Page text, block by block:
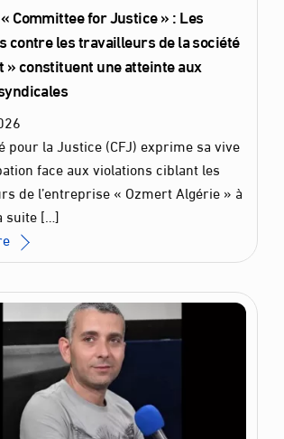
Committee for Justice » : Les
contre les travailleurs de la société
» constituent une atteinte aux
pour la Justice (CFJ) exprime sa vive
face aux violations ciblant les
de l’entreprise « Ozmert Algérie » à
suite […]